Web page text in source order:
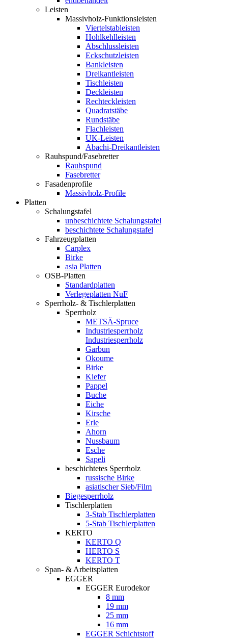
Leisten
Massivholz-Funktionsleisten
Viertelstableisten
Hohlkehlleisten
Abschlussleisten
Eckschutzleisten
Bankleisten
Dreikantleisten
Tischleisten
Deckleisten
Rechteckleisten
Quadratstäbe
Rundstäbe
Flachleisten
UK-Leisten
Abachi-Dreikantleisten
Rauhspund/Fasebretter
Rauhspund
Fasebretter
Fasadenprofile
Massivholz-Profile
Platten
Schalungstafel
unbeschichtete Schalungstafel
beschichtete Schalungstafel
Fahrzeugplatten
Carplex
Birke
asia Platten
OSB-Platten
Standardplatten
Verlegeplatten NuF
Sperrholz- & Tischlerplatten
Sperrholz
METSÄ-Spruce
Industriesperrholz
Industriesperrholz
Garbun
Okoume
Birke
Kiefer
Pappel
Buche
Eiche
Kirsche
Erle
Ahorn
Nussbaum
Esche
Sapeli
beschichtetes Sperrholz
russische Birke
asiatischer Sieb/Film
Biegesperrholz
Tischlerplatten
3-Stab Tischlerplatten
5-Stab Tischlerplatten
KERTO
KERTO Q
HERTO S
KERTO T
Span- & Arbeitsplatten
EGGER
EGGER Eurodekor
8 mm
19 mm
25 mm
16 mm
EGGER Schichtstoff